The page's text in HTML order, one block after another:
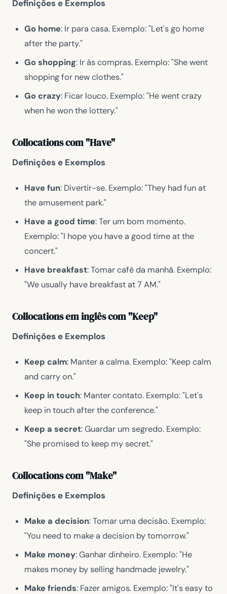
Definições e Exemplos
Go home: Ir para casa. Exemplo: "Let's go home
after the party."
Go shopping: Ir às compras. Exemplo: "She went
shopping for new clothes."
Go crazy: Ficar louco. Exemplo: "He went crazy
when he won the lottery."
Collocations com "Have"
Definições e Exemplos
Have fun: Divertir-se. Exemplo: "They had fun at
the amusement park."
Have a good time: Ter um bom momento.
Exemplo: "I hope you have a good time at the
concert."
Have breakfast: Tomar café da manhã. Exemplo:
"We usually have breakfast at 7 AM."
Collocations em inglês com "Keep"
Definições e Exemplos
Keep calm: Manter a calma. Exemplo: "Keep calm
and carry on."
Keep in touch: Manter contato. Exemplo: "Let's
keep in touch after the conference."
Keep a secret: Guardar um segredo. Exemplo:
"She promised to keep my secret."
Collocations com "Make"
Definições e Exemplos
Make a decision: Tomar uma decisão. Exemplo:
"You need to make a decision by tomorrow."
Make money: Ganhar dinheiro. Exemplo: "He
makes money by selling handmade jewelry."
Make friends: Fazer amigos. Exemplo: "It's easy to